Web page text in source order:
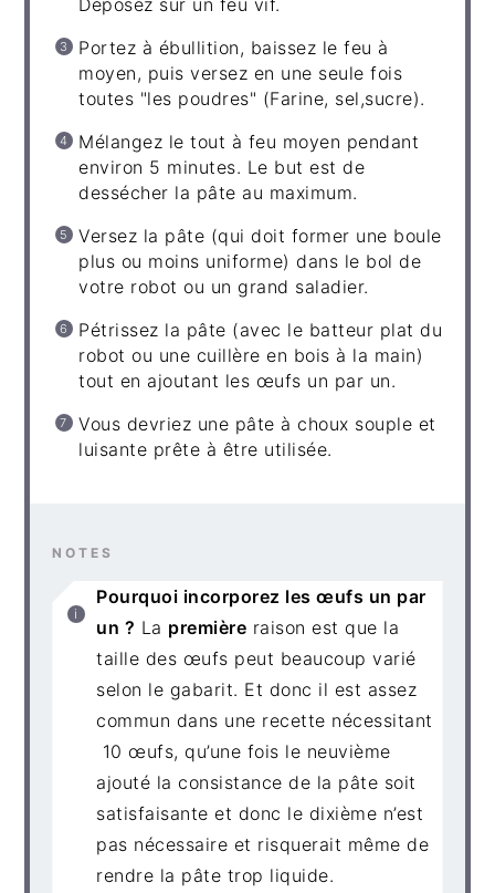
Portez à ébullition, baissez le feu à
moyen, puis versez en une seule fois
toutes "les poudres" (Farine, sel,sucre).
Mélangez le tout à feu moyen pendant
environ 5 minutes. Le but est de
dessécher la pâte au maximum.
Versez la pâte (qui doit former une boule
plus ou moins uniforme) dans le bol de
votre robot ou un grand saladier.
Pétrissez la pâte (avec le batteur plat du
robot ou une cuillère en bois à la main)
tout en ajoutant les œufs un par un.
Vous devriez une pâte à choux souple et
luisante prête à être utilisée.
NOTES
Pourquoi incorporez les œufs un par
un ? La première raison est que la
taille des œufs peut beaucoup varié
selon le gabarit. Et donc il est assez
commun dans une recette nécessitant
10 œufs, qu’une fois le neuvième
ajouté la consistance de la pâte soit
satisfaisante et donc le dixième n’est
pas nécessaire et risquerait même de
rendre la pâte trop liquide.